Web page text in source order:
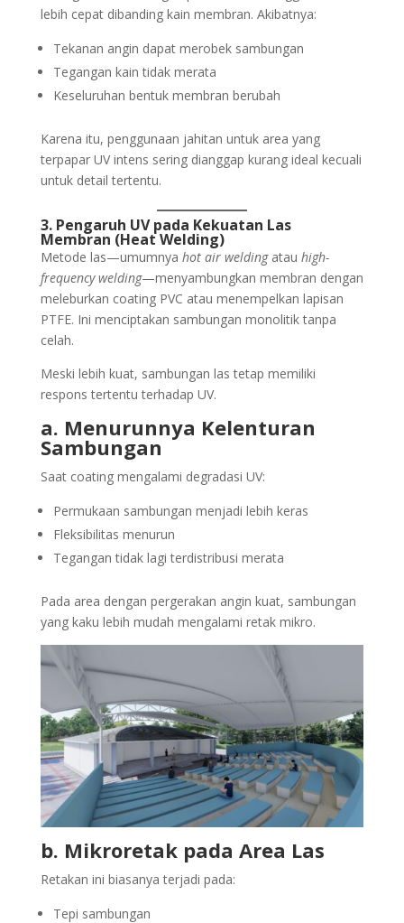
lebih cepat dibanding kain membran. Akibatnya:
Tekanan angin dapat merobek sambungan
Tegangan kain tidak merata
Keseluruhan bentuk membran berubah
Karena itu, penggunaan jahitan untuk area yang
terpapar UV intens sering dianggap kurang ideal kecuali
untuk detail tertentu.
3. Pengaruh UV pada Kekuatan Las
Membran (Heat Welding)
Metode las—umumnya hot air weldingatau high-
frequency welding—menyambungkan membran dengan
meleburkan coating PVC atau menempelkan lapisan
PTFE. Ini menciptakan sambungan monolitik tanpa
celah.
Meski lebih kuat, sambungan las tetap memiliki
respons tertentu terhadap UV.
a. Menurunnya Kelenturan
Sambungan
Saat coating mengalami degradasi UV:
Permukaan sambungan menjadi lebih keras
Fleksibilitas menurun
Tegangan tidak lagi terdistribusi merata
Pada area dengan pergerakan angin kuat, sambungan
yang kaku lebih mudah mengalami retak mikro.
b. Mikroretak pada Area Las
Retakan ini biasanya terjadi pada:
Tepi sambungan